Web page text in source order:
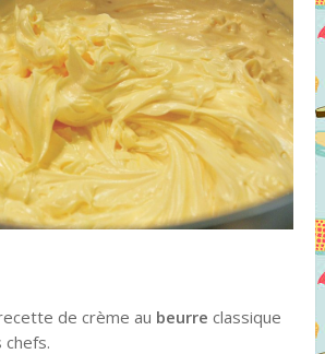
de crème au beurre classique
chefs.